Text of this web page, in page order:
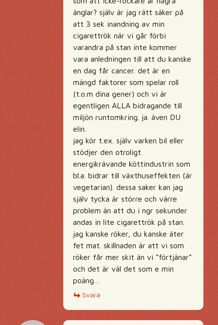
änglar? själv är jag rätt säker på
att 3 sek inandning av min
cigarettrök när vi går förbi
varandra på stan inte kommer
vara anledningen till att du kanske
en dag får cancer. det är en
mängd faktorer som spelar roll
(t.o.m dina gener) och vi är
egentligen ALLA bidragande till
miljön runtomkring. ja. även DU
elin.
jag kör t.ex. själv varken bil eller
stödjer den otroligt
energikrävande köttindustrin som
bl.a. bidrar till växthuseffekten (är
vegetarian). dessa saker kan jag
själv tycka är större och värre
problem än att du i ngr sekunder
andas in lite cigarettrök på stan.
jag kanske röker, du kanske äter
fet mat. skillnaden är att vi som
röker får mer skit än vi ”förtjänar”
och det är väl det som e min
poäng…
Svara